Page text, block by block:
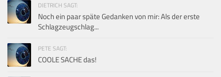
DIETRICH SAGT:
Noch ein paar späte Gedanken von mir: Als der erste
Schlagzeugschlag...
PETE SAGT:
COOLE SACHE das!